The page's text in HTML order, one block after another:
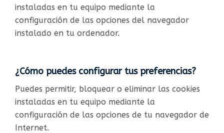
instaladas en tu equipo mediante la
configuración de las opciones del navegador
instalado en tu ordenador.
¿Cómo puedes configurar tus preferencias?
Puedes permitir, bloquear o eliminar las cookies
instaladas en tu equipo mediante la
configuración de las opciones de tu navegador de
Internet.